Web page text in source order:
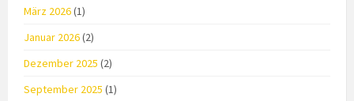
März 2026(1)
Januar 2026(2)
Dezember 2025 (2)
September 2025 (1)